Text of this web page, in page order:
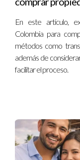
inversionistas que
entorno cultural
garantiza
diversificar sus
internacional,
las mejores
asesoría
En este artículo,
Colombia para
métodos como
además de
facilitar el proceso.